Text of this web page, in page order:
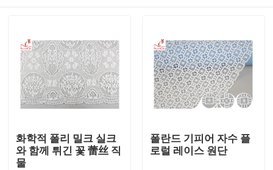
화학적 폴리 밀크 실크
와 함께 튀긴 꽃 蕾丝 직
물
폴란드 기피어 자수 플
로럴 레이스 원단